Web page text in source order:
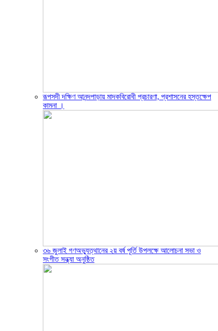
রূপসদী দক্ষিণ আনন্দপাড়ায় মাদকবিরোধী প্রচারণা, প্রশাসনের হস্তক্ষেপ
কামনা ‎।
৩৬ জুলাই গণঅভ্যুত্থানের ২য় বর্ষ পূর্তি উপলক্ষে আলোচনা সভা ও
সংগীত সন্ধ্যা অনুষ্ঠিত